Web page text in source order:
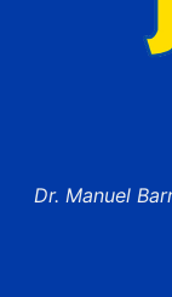
Dr. Manuel